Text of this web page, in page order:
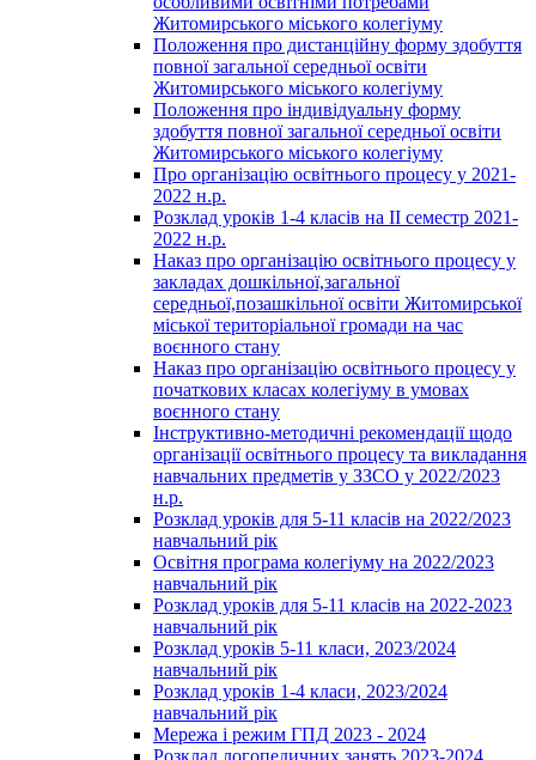
Житомирського міського колегіуму
Положення про дистанційну форму здобуття
повної загальної середньої освіти
Житомирського міського колегіуму
Положення про індивідуальну форму
здобуття повної загальної середньої освіти
Житомирського міського колегіуму
Про організацію освітнього процесу у 2021-
2022 н.р.
Розклад уроків 1-4 класів на ІІ семестр 2021-
2022 н.р.
Наказ про організацію освітнього процесу у
закладах дошкільної,загальної
середньої,позашкільної освіти Житомирської
міської територіальної громади на час
воєнного стану
Наказ про організацію освітнього процесу у
початкових класах колегіуму в умовах
воєнного стану
Інструктивно-методичні рекомендації щодо
організації освітнього процесу та викладання
навчальних предметів у ЗЗСО у 2022/2023
н.р.
Розклад уроків для 5-11 класів на 2022/2023
навчальний рік
Освітня програма колегіуму на 2022/2023
навчальний рік
Розклад уроків для 5-11 класів на 2022-2023
навчальний рік
Розклад уроків 5-11 класи, 2023/2024
навчальний рік
Розклад уроків 1-4 класи, 2023/2024
навчальний рік
Мережа і режим ГПД 2023 - 2024